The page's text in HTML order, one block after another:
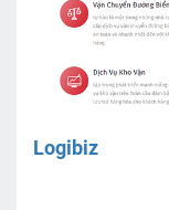
Logibiz